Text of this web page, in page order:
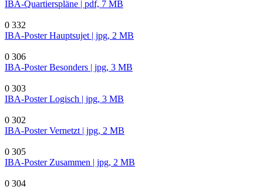
IBA-Quartierspläne | pdf, 7 MB
0 332
IBA-Poster Hauptsujet | jpg, 2 MB
0 306
IBA-Poster Besonders | jpg, 3 MB
0 303
IBA-Poster Logisch | jpg, 3 MB
0 302
IBA-Poster Vernetzt | jpg, 2 MB
0 305
IBA-Poster Zusammen | jpg, 2 MB
0 304